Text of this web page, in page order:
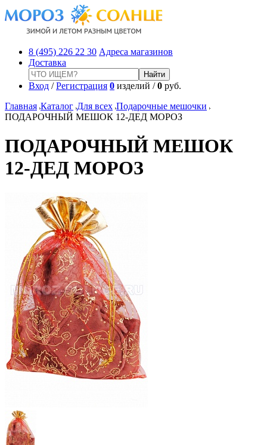
8 (495) 226 22 30 Адреса магазинов
Доставка
Вход /Регистрация 0 изделий /0 руб.
Главная Каталог Для всех Подарочные мешочки
ПОДАРОЧНЫЙ МЕШОК 12-ДЕД МОРОЗ
ПОДАРОЧНЫЙ МЕШОК
12-ДЕД МОРОЗ